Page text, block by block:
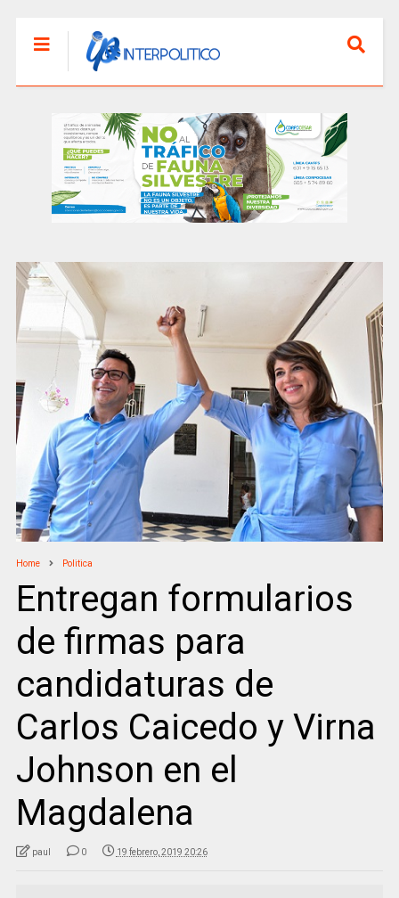
Home Politica
Entregan formularios
de firmas para
candidaturas de
Carlos Caicedo y Virna
Johnson en el
Magdalena
paul 0 19 febrero, 2019 20:26